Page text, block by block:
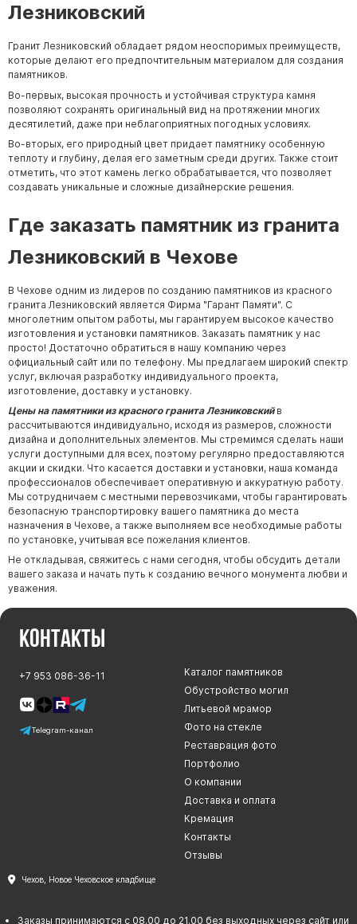
Лезниковский
Гранит Лезниковский обладает рядом неоспоримых преимуществ,
которые делают его предпочтительным материалом для создания
памятников.
Во-первых, высокая прочность и устойчивая структура камня
позволяют сохранять оригинальный вид на протяжении многих
десятилетий, даже при неблагоприятных погодных условиях.
Во-вторых, его природный цвет придает памятнику особенную
теплоту и глубину, делая его заметным среди других. Также стоит
отметить, что этот камень легко обрабатывается, что позволяет
создавать уникальные и сложные дизайнерские решения.
Где заказать памятник из гранита
Лезниковский в Чехове
В Чехове одним из лидеров по созданию памятников из красного
гранита Лезниковский является Фирма "Гарант Памяти". С
многолетним опытом работы, мы гарантируем высокое качество
изготовления и установки памятников. Заказать памятник у нас
просто! Достаточно обратиться в нашу компанию через
официальный сайт или по телефону. Мы предлагаем широкий спектр
услуг, включая разработку индивидуального проекта,
изготовление, доставку и установку.
Цены на памятники из красного гранита Лезниковскийв
рассчитываются индивидуально, исходя из размеров, сложности
дизайна и дополнительных элементов. Мы стремимся сделать наши
услуги доступными для всех, поэтому регулярно предоставляются
акции и скидки. Что касается доставки и установки, наша команда
профессионалов обеспечивает оперативную и аккуратную работу.
Мы сотрудничаем с местными перевозчиками, чтобы гарантировать
безопасную транспортировку вашего памятника до места
назначения в Чехове, а также выполняем все необходимые работы
по установке, учитывая все пожелания клиентов.
Не откладывая, свяжитесь с нами сегодня, чтобы обсудить детали
вашего заказа и начать путь к созданию вечного монумента любви и
уважения.
Контакты
+7 953 086-36-11
Telegram-канал
Каталог памятников
Обустройство могил
Литьевой мрамор
Фото на стекле
Реставрация фото
Портфолио
О компании
Доставка и оплата
Кремация
Контакты
Отзывы
Чехов, Новое Чеховское кладбище
Заказы принимаются с 08.00 до 21.00 без выходных через сайт или